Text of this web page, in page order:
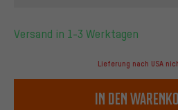
Versand in 1-3 Werktagen
Lieferung nach USA
In den